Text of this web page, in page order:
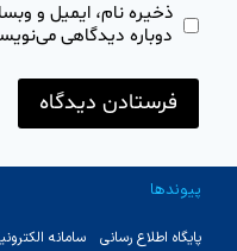
ذخیره نام، ایمیل و
دوباره دیدگاهی
پیوندها
پایگاه اطلاع رسانی سامانه